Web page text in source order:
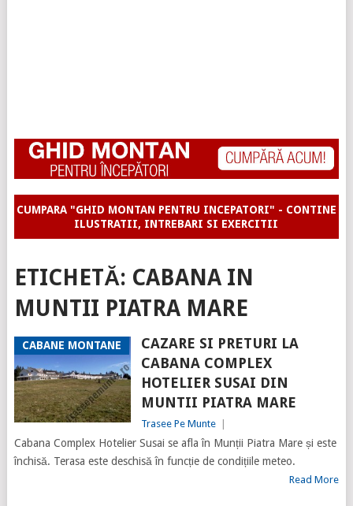
CUMPARA "GHID MONTAN PENTRU INCEPATORI" - CONTINE
ILUSTRATII, INTREBARI SI EXERCITII
ETICHETĂ: CABANA IN
MUNTII PIATRA MARE
CABANE MONTANE
CAZARE SI PRETURI LA
CABANA COMPLEX
HOTELIER SUSAI DIN
MUNTII PIATRA MARE
Trasee Pe Munte
Cabana Complex Hotelier Susai se afla în Munții Piatra Mare și este
închisă. Terasa este deschisă în funcție de condițiile meteo.
Read More